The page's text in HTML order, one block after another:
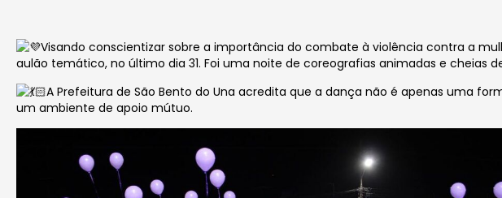
Visando conscientizar sobre a importância do combate à violência contra a
aulão temático, no último dia 31. Foi uma noite de coreografias animadas e cheias
A Prefeitura de São Bento do Una acredita que a dança não é apenas uma
um ambiente de apoio mútuo.